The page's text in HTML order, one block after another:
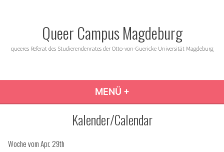
Queer Campus Magdeburg
queeres Referat des Studierendenrates der Otto-von-Guericke Universität Magdeburg
MENÜ +
Kalender/Calendar
Woche vom Apr. 29th